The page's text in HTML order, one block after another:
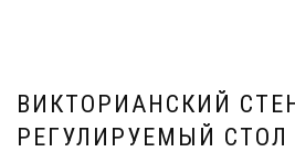
ВИКТОРИАНСКИЙ
РЕГУЛИРУЕМЫЙ СТОЛ